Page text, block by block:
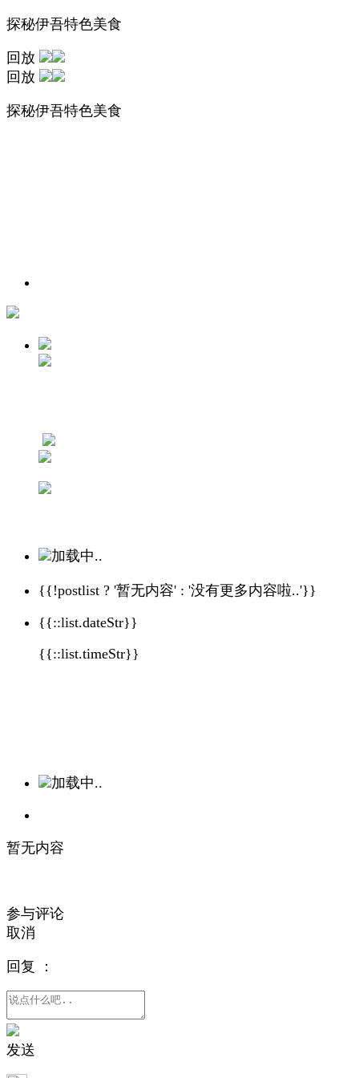
探秘伊吾特色美食
回放
回放
探秘伊吾特色美食
加载中..
{{!postlist ? '暂无内容' : '没有更多内容啦..'}}
{{::list.dateStr}}
{{::list.timeStr}}
加载中..
暂无内容
参与评论
取消
回复 ：
发送